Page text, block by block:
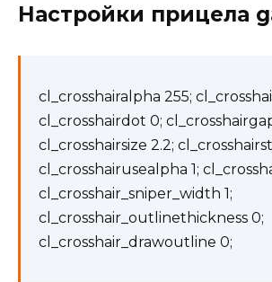
Настройки прицела
cl_crosshairalpha 255;
cl_crosshairdot 0;
cl_crosshairsize 2.2;
cl_crosshairusealpha 1;
cl_crosshair_sniper_width 1;
cl_crosshair_outlinethickness 0;
cl_crosshair_drawoutline 0;